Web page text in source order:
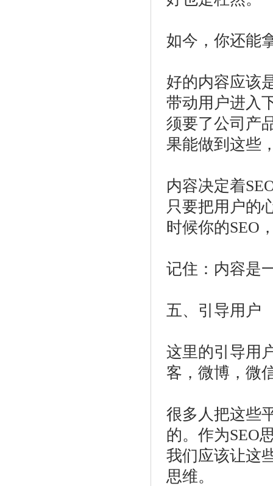
如今，你还能
好的内容应该
带动用户进入
须要了公司产
果能做到这些
内容决定着
只要把用户的
时候你的SEO
记住：内容是
五、引导用户
这里的引导用
客，微博，微
很多人把这些
的。作为SEO
我们应该让这
思维。